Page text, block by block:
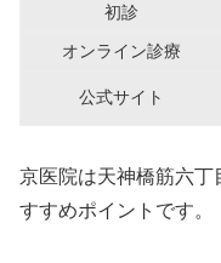
初診
オンライン診療
公式サイト
京医院は天神橋筋六
すすめポイントです。